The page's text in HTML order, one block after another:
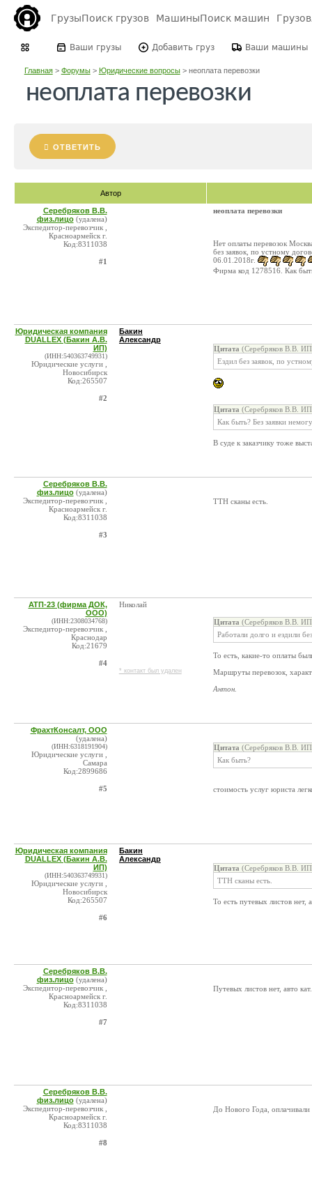
ГрузыПоиск грузов МашиныПоиск машин
Ваши грузы Добавить груз Ваши машины
Главная> Форумы> Юридические вопросы> неоплата перевозки
неоплата перевозки
ОТВЕТИТЬ
Автор
Серебряков В.В.
физ.лицо (удалена)
Экспедитор-перевозчик ,
Красноармейск г.
Код:8311038
#1
неоплата перевозки
Нет оплаты перевозок
без заявок, по устному
06.01.2018г.
Фирма код 1278516. Как
Юридическая компания
DUALLEX (Бакин А.В.
ИП)
(ИНН:540363749931)
Юридические услуги ,
Новосибирск
Код:265507
#2
Бакин
Александр
Цитата (Серебряков В.В.
Ездил без заявок, по
Цитата (Серебряков В.В.
Как быть? Без заявки
В суде к заказчику тоже
Серебряков В.В.
физ.лицо (удалена)
Экспедитор-перевозчик ,
Красноармейск г.
Код:8311038
#3
ТТН сканы есть.
АТП-23 (фирма ДОК,
ООО)
(ИНН:2308034768)
Экспедитор-перевозчик ,
Краснодар
Код:21679
#4
Николай
* контакт был удален
Цитата (Серебряков В.В.
Работали долго и ездили
То есть, какие-то оплаты
Маршруты перевозок,
Антон.
ФрахтКонсалт, ООО
(удалена)
(ИНН:6318191904)
Юридические услуги ,
Самара
Код:2899686
#5
Цитата (Серебряков В.В.
Как быть?
стоимость услуг юриста
Юридическая компания
DUALLEX (Бакин А.В.
ИП)
(ИНН:540363749931)
Юридические услуги ,
Новосибирск
Код:265507
#6
Бакин
Александр
Цитата (Серебряков В.В.
ТТН сканы есть.
То есть путевых листов
Серебряков В.В.
физ.лицо (удалена)
Экспедитор-перевозчик ,
Красноармейск г.
Код:8311038
#7
Путевых листов нет, авто
Серебряков В.В.
физ.лицо (удалена)
Экспедитор-перевозчик ,
Красноармейск г.
Код:8311038
#8
До Нового Года,